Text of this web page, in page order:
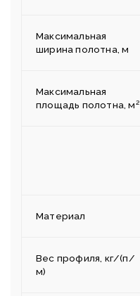
Максимальная
ширина полотна, м
Максимальная
площадь полотна, м²
Материал
Вес профиля, кг/(п/
м)